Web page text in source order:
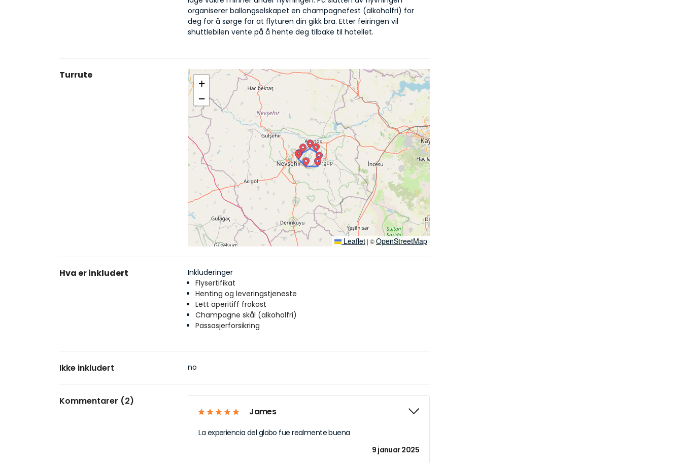
organiserer ballongselskapet en champagnefest (alkoholfri) for
deg for å sørge for at flyturen din gikk bra. Etter feiringen vil
shuttlebilen vente på å hente deg tilbake til hotellet.
Turrute
+
−
Leaflet | ©OpenStreetMap
Hva er inkludert
Inkluderinger
Flysertifikat
Henting og leveringstjeneste
Lett aperitiff frokost
Champagne skål (alkoholfri)
Passasjerforsikring
Ikke inkludert no
Kommentarer (2)
James
La experiencia del globo fue realmente buena
9 januar 2025